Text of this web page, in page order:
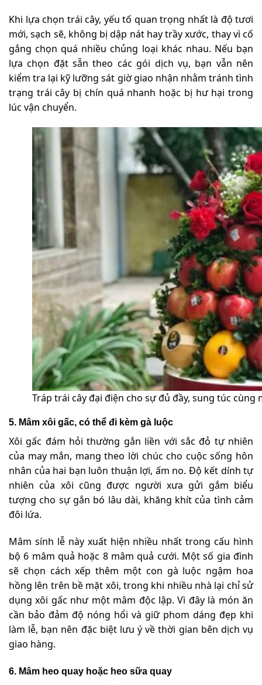
Khi lựa chọn trái cây, yếu tố quan trọng nhất là độ tươi
mới, sạch sẽ, không bị dập nát hay trầy xước, thay vì cố
gắng chọn quá nhiều chủng loại khác nhau. Nếu bạn
lựa chọn đặt sẵn theo các gói dịch vụ, bạn vẫn nên
kiểm tra lại kỹ lưỡng sát giờ giao nhận nhằm tránh tình
trạng trái cây bị chín quá nhanh hoặc bị hư hại trong
lúc vận chuyển.
Tráp trái cây đại điện cho sự đủ đầy, sung túc
5. Mâm xôi gấc, có thể đi kèm gà luộc
Xôi gấc đám hỏi thường gắn liền với sắc đỏ tự nhiên
của may mắn, mang theo lời chúc cho cuộc sống hôn
nhân của hai bạn luôn thuận lợi, ấm no. Độ kết dính tự
nhiên của xôi cũng được người xưa gửi gắm biểu
tượng cho sự gắn bó lâu dài, khăng khít của tình cảm
đôi lứa.
Mâm sính lễ này xuất hiện nhiều nhất trong cấu hình
bộ 6 mâm quả hoặc 8 mâm quả cưới. Một số gia đình
sẽ chọn cách xếp thêm một con gà luộc ngậm hoa
hồng lên trên bề mặt xôi, trong khi nhiều nhà lại chỉ sử
dụng xôi gấc như một mâm độc lập. Vì đây là món ăn
cần bảo đảm độ nóng hổi và giữ phom dáng đẹp khi
làm lễ, bạn nên đặc biệt lưu ý về thời gian bên dịch vụ
giao hàng.
6. Mâm heo quay hoặc heo sữa quay